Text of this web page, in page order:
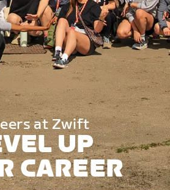
at Zwift
UP
CAREER